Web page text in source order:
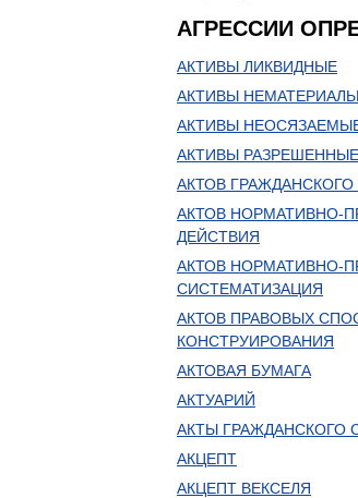
АГРЕССИИ
АКТИВЫ ЛИКВИДНЫЕ
АКТИВЫ
АКТИВЫ
АКТИВЫ РАЗРЕШЕННЫЕ
АКТОВ
АКТОВ НОРМАТИВНО-
ДЕЙСТВИЯ
АКТОВ НОРМАТИВНО-
СИСТЕМАТИЗАЦИЯ
АКТОВ ПРАВОВЫХ
КОНСТРУИРОВАНИЯ
АКТОВАЯ БУМАГА
АКТУАРИЙ
АКТЫ ГРАЖДАНСКОГО
АКЦЕПТ
АКЦЕПТ ВЕКСЕЛЯ